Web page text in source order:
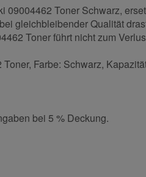
09004462 Toner Schwarz,
gleichbleibender Qualität
Toner führt nicht zum
Farbe: Schwarz,
bei 5 % Deckung.